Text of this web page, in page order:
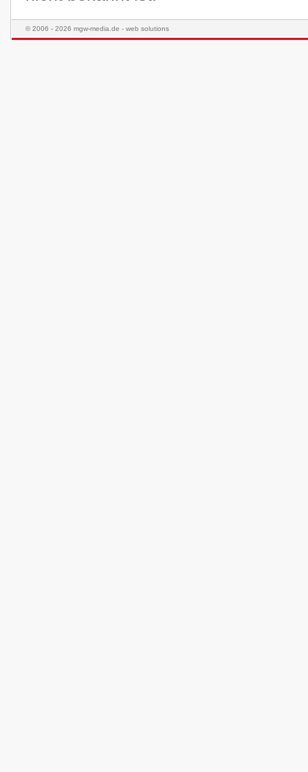
© 2006 - 2026 mgw-media.de - web solutions